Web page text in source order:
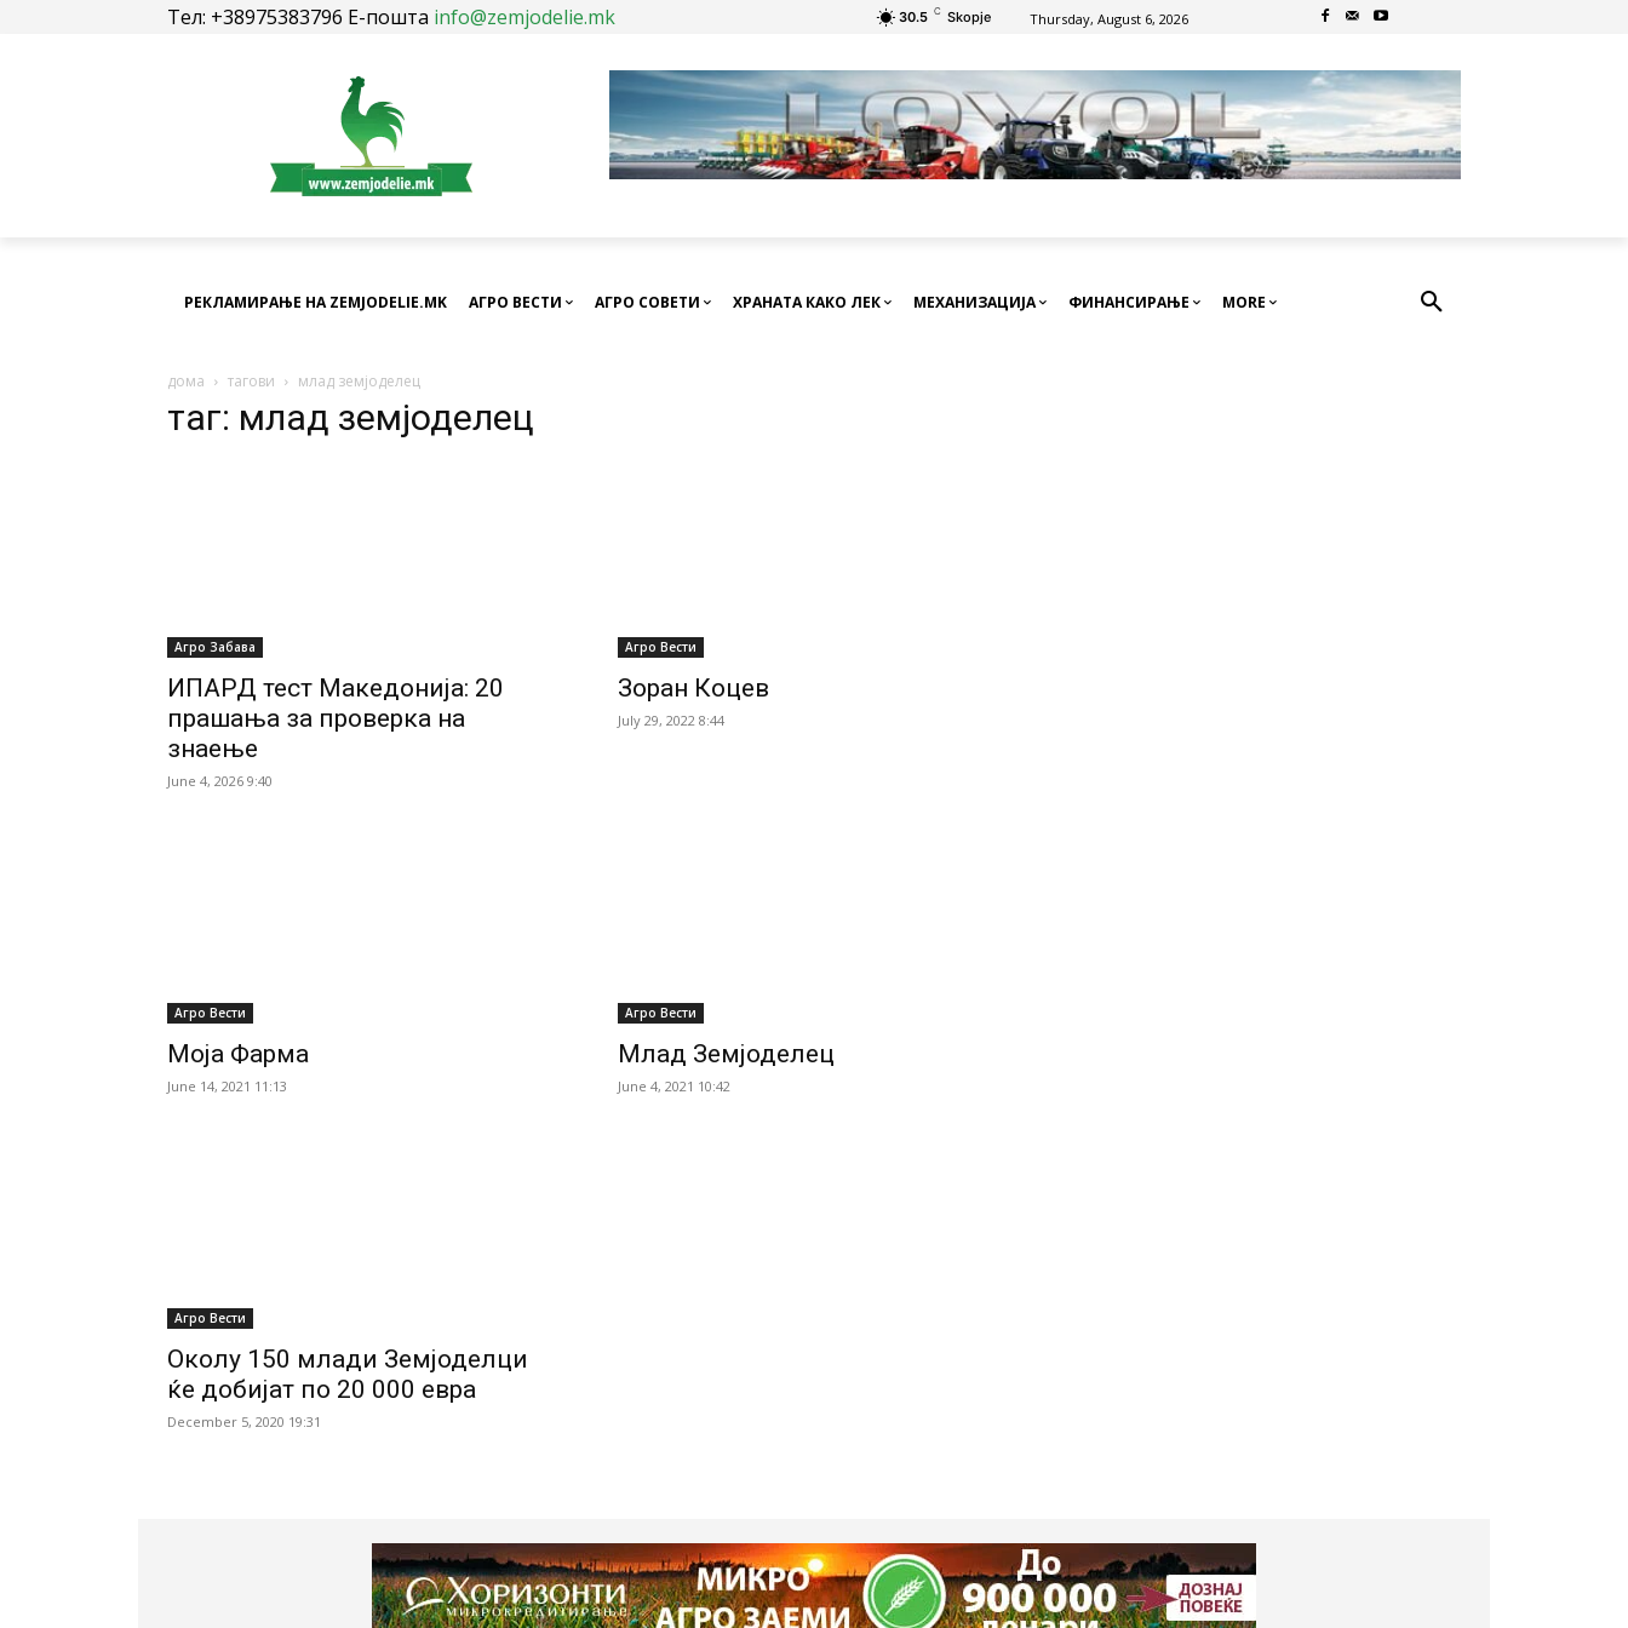
Тел: +38975383796 Е-пошта info@zemjodelie.mk 30.5 C Skopje Thursday, August 6, 2026
РЕКЛАМИРАЊЕ НА ZEMJODELIE.MK АГРО ВЕСТИ АГРО СОВЕТИ ХРАНАТА КАКО ЛЕК МЕХАНИЗАЦИЈА ФИНАНСИРАЊЕ MORE
дома тагови млад земјоделец
таг: млад земјоделец
Агро Забава
ИПАРД тест Македонија: 20
прашања за проверка на
знаење
June 4, 2026 9:40
Агро Вести
Зоран Коцев
July 29, 2022 8:44
Агро Вести
Моја Фарма
June 14, 2021 11:13
Агро Вести
Млад Земјоделец
June 4, 2021 10:42
Агро Вести
Околу 150 млади Земјоделци
ќе добијат по 20 000 евра
December 5, 2020 19:31